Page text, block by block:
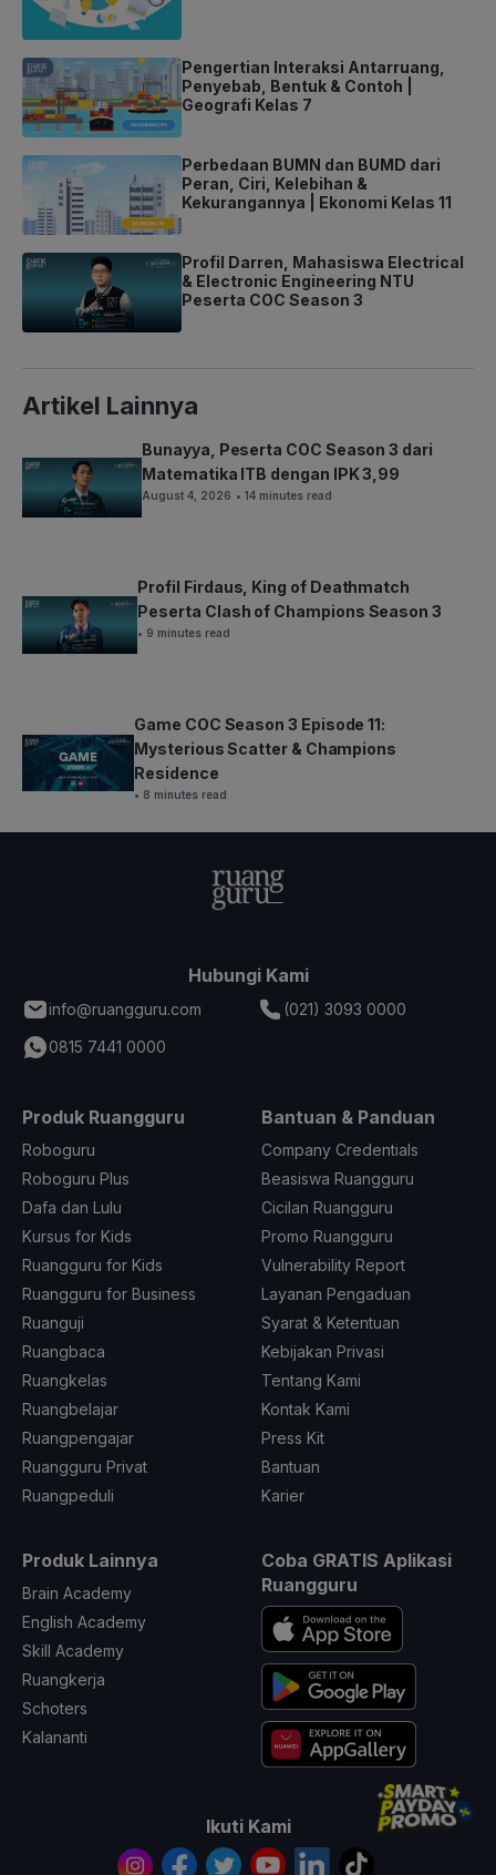
Pengertian Interaksi Antarruang,
Penyebab, Bentuk & Contoh |
Geografi Kelas 7
Perbedaan BUMN dan BUMD dari
Peran, Ciri, Kelebihan &
Kekurangannya | Ekonomi Kelas 11
Profil Darren, Mahasiswa Electrical
& Electronic Engineering NTU
Peserta COC Season 3
Artikel Lainnya
Bunayya, Peserta COC Season 3 dari
Matematika ITB dengan IPK 3,99
August 4, 2026 • 14 minutes read
Profil Firdaus, King of Deathmatch
Peserta Clash of Champions Season 3
• 9 minutes read
Game COC Season 3 Episode 11:
Mysterious Scatter & Champions
Residence
• 8 minutes read
Hubungi Kami
info@ruangguru.com
(021) 3093 0000
0815 7441 0000
Produk Ruangguru
Roboguru
Roboguru Plus
Dafa dan Lulu
Kursus for Kids
Ruangguru for Kids
Ruangguru for Business
Ruanguji
Ruangbaca
Ruangkelas
Ruangbelajar
Ruangpengajar
Ruangguru Privat
Ruangpeduli
Bantuan & Panduan
Company Credentials
Beasiswa Ruangguru
Cicilan Ruangguru
Promo Ruangguru
Vulnerability Report
Layanan Pengaduan
Syarat & Ketentuan
Kebijakan Privasi
Tentang Kami
Kontak Kami
Press Kit
Bantuan
Karier
Produk Lainnya
Brain Academy
English Academy
Skill Academy
Ruangkerja
Schoters
Kalananti
Coba GRATIS Aplikasi
Ruangguru
Ikuti Kami